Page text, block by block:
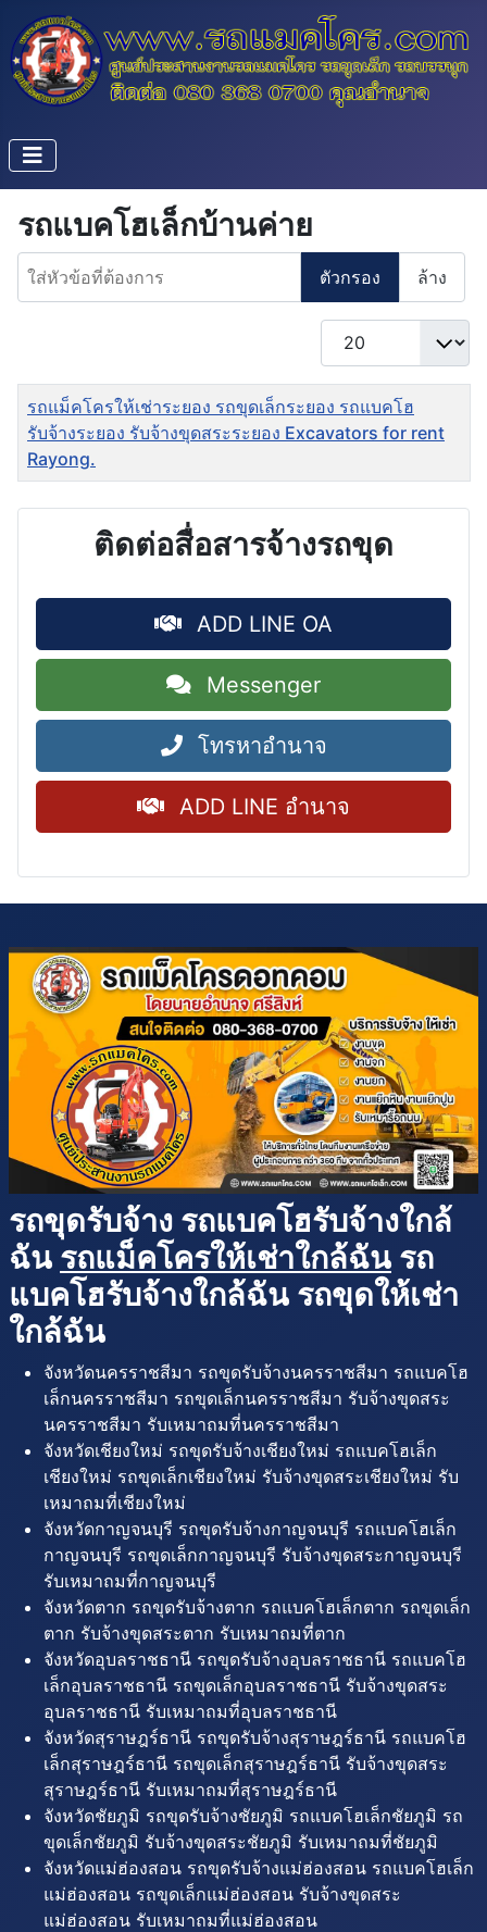
รถแบคโฮเล็กบ้านค่าย
ใส่หัวข้อที่ต้องการ
ตัวกรอง ล้าง
แสดง #
ชื่อ
รถแม็คโครให้เช่าระยอง รถขุดเล็กระยอง รถแบคโฮ
รับจ้างระยอง รับจ้างขุดสระระยอง Excavators for rent
Rayong.
ติดต่อสื่อสารจ้างรถขุด
ADD LINE OA
Messenger
โทรหาอำนาจ
ADD LINE อำนาจ
รถขุดรับจ้าง รถแบคโฮรับจ้างใกล้
ฉัน รถแม็คโครให้เช่าใกล้ฉัน รถ
แบคโฮรับจ้างใกล้ฉัน รถขุดให้เช่า
ใกล้ฉัน
จังหวัดนครราชสีมา รถขุดรับจ้างนครราชสีมา รถแบคโฮ
เล็กนครราชสีมา รถขุดเล็กนครราชสีมา รับจ้างขุดสระ
นครราชสีมา รับเหมาถมที่นครราชสีมา
จังหวัดเชียงใหม่ รถขุดรับจ้างเชียงใหม่ รถแบคโฮเล็ก
เชียงใหม่ รถขุดเล็กเชียงใหม่ รับจ้างขุดสระเชียงใหม่ รับ
เหมาถมที่เชียงใหม่
จังหวัดกาญจนบุรี รถขุดรับจ้างกาญจนบุรี รถแบคโฮเล็ก
กาญจนบุรี รถขุดเล็กกาญจนบุรี รับจ้างขุดสระกาญจนบุรี
รับเหมาถมที่กาญจนบุรี
จังหวัดตาก รถขุดรับจ้างตาก รถแบคโฮเล็กตาก รถขุดเล็ก
ตาก รับจ้างขุดสระตาก รับเหมาถมที่ตาก
จังหวัดอุบลราชธานี รถขุดรับจ้างอุบลราชธานี รถแบคโฮ
เล็กอุบลราชธานี รถขุดเล็กอุบลราชธานี รับจ้างขุดสระ
อุบลราชธานี รับเหมาถมที่อุบลราชธานี
จังหวัดสุราษฎร์ธานี รถขุดรับจ้างสุราษฎร์ธานี รถแบคโฮ
เล็กสุราษฎร์ธานี รถขุดเล็กสุราษฎร์ธานี รับจ้างขุดสระ
สุราษฎร์ธานี รับเหมาถมที่สุราษฎร์ธานี
จังหวัดชัยภูมิ รถขุดรับจ้างชัยภูมิ รถแบคโฮเล็กชัยภูมิ รถ
ขุดเล็กชัยภูมิ รับจ้างขุดสระชัยภูมิ รับเหมาถมที่ชัยภูมิ
จังหวัดแม่ฮ่องสอน รถขุดรับจ้างแม่ฮ่องสอน รถแบคโฮเล็ก
แม่ฮ่องสอน รถขุดเล็กแม่ฮ่องสอน รับจ้างขุดสระ
แม่ฮ่องสอน รับเหมาถมที่แม่ฮ่องสอน